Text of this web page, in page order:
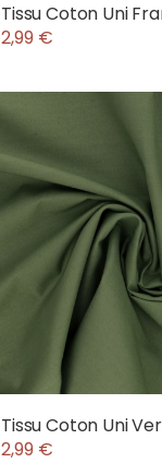
Tissu Coton Uni
2,99 €
Tissu Coton Uni
2,99 €